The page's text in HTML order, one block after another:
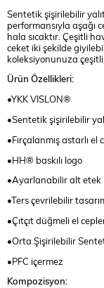
Sentetik şişirilebilir
performansıyla aşağı
hala sıcaktır. Çeşitli
ceket iki şekilde
koleksiyonunuza
Ürün Özellikleri:
•YKK VISLON®
•Sentetik şişirilebilir
•Fırçalanmış astarlı el
•HH® baskılı logo
•Ayarlanabilir alt etek
•Ters çevrilebilir
•Çıtçıt düğmeli el
•Orta Şişirilebilir
•PFC içermez
Kompozisyon: